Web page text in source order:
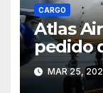
CARGO
Atlas
pedido
MAR 25,